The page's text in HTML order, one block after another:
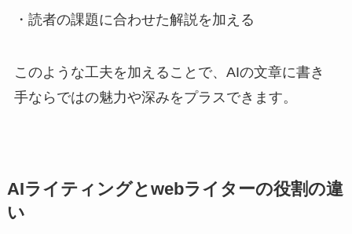
・読者の課題に合わせた解説を加える
このような工夫を加えることで、AIの文章に書き
手ならではの魅力や深みをプラスできます。
AIライティングとwebライターの役割の違
い